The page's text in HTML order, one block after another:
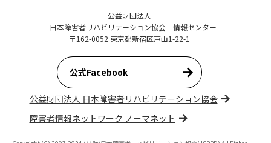
公益財団法人
日本障害者リハビリテーション協会 情報センター
〒162-0052 東京都新宿区戸山1-22-1
公式Facebook
公益財団法人 日本障害者リハビリテーション協会
障害者情報ネットワーク ノーマネット